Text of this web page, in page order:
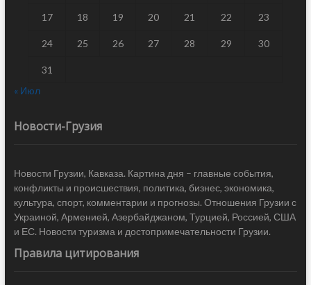
17 18 19 20 21 22 23
24 25 26 27 28 29 30
31
« Июл
Новости-Грузия
Новости Грузии, Кавказа. Картина дня – главные события,
конфликты и происшествия, политика, бизнес, экономика,
культура, спорт, комментарии и прогнозы. Отношения Грузии с
Украиной, Арменией, Азербайджаном, Турцией, Россией, США
и ЕС. Новости туризма и достопримечательности Грузии.
Правила цитирования